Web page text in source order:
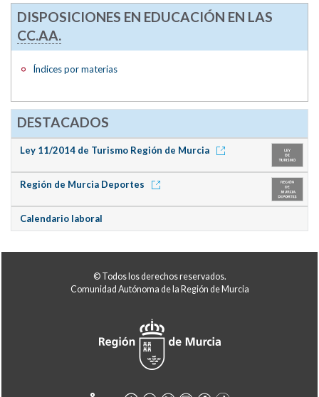
DISPOSICIONES EN EDUCACIÓN EN LAS
CC.AA.
Índices por materias
DESTACADOS
Ley 11/2014 de Turismo Región de Murcia
Región de Murcia Deportes
Calendario laboral
© Todos los derechos reservados.
Comunidad Autónoma de la Región de Murcia